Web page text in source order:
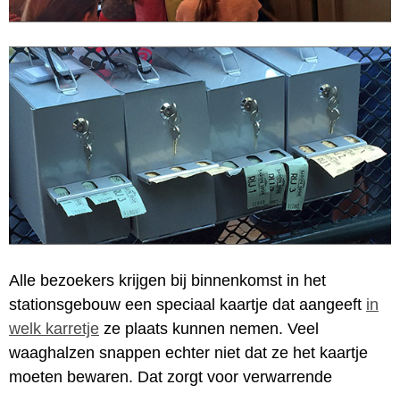
Alle bezoekers krijgen bij binnenkomst in het
stationsgebouw een speciaal kaartje dat aangeeft in
welk karretje ze plaats kunnen nemen. Veel
waaghalzen snappen echter niet dat ze het kaartje
moeten bewaren. Dat zorgt voor verwarrende